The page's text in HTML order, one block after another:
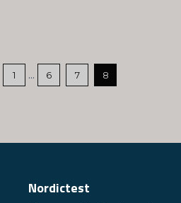
1 ... 6 7 8
Nordictest